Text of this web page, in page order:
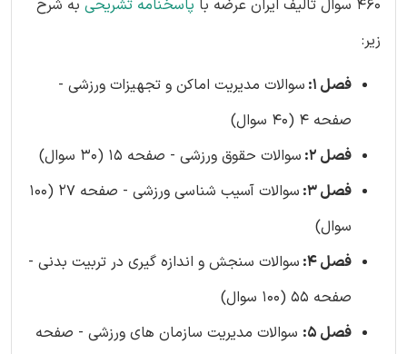
460 سوال تالیف ایران عرضه با پاسخنامه تشریحی به شرح
زیر:
فصل 1:
سوالات مدیریت اماکن و تجهیزات ورزشی -
صفحه 4 (40 سوال)
فصل 2:
سوالات حقوق ورزشی - صفحه 15 (30 سوال)
فصل 3:
سوالات آسیب شناسی ورزشی - صفحه 27 (100
سوال)
فصل 4:
سوالات سنجش و اندازه گیری در تربیت بدنی -
صفحه 55 (100 سوال)
فصل 5:
سوالات مدیریت سازمان های ورزشی - صفحه